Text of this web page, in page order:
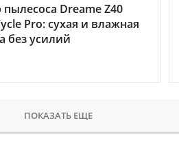
Dreame Z40
Pro: сухая и влажная
без усилий
ПОКАЗАТЬ ЕЩЕ